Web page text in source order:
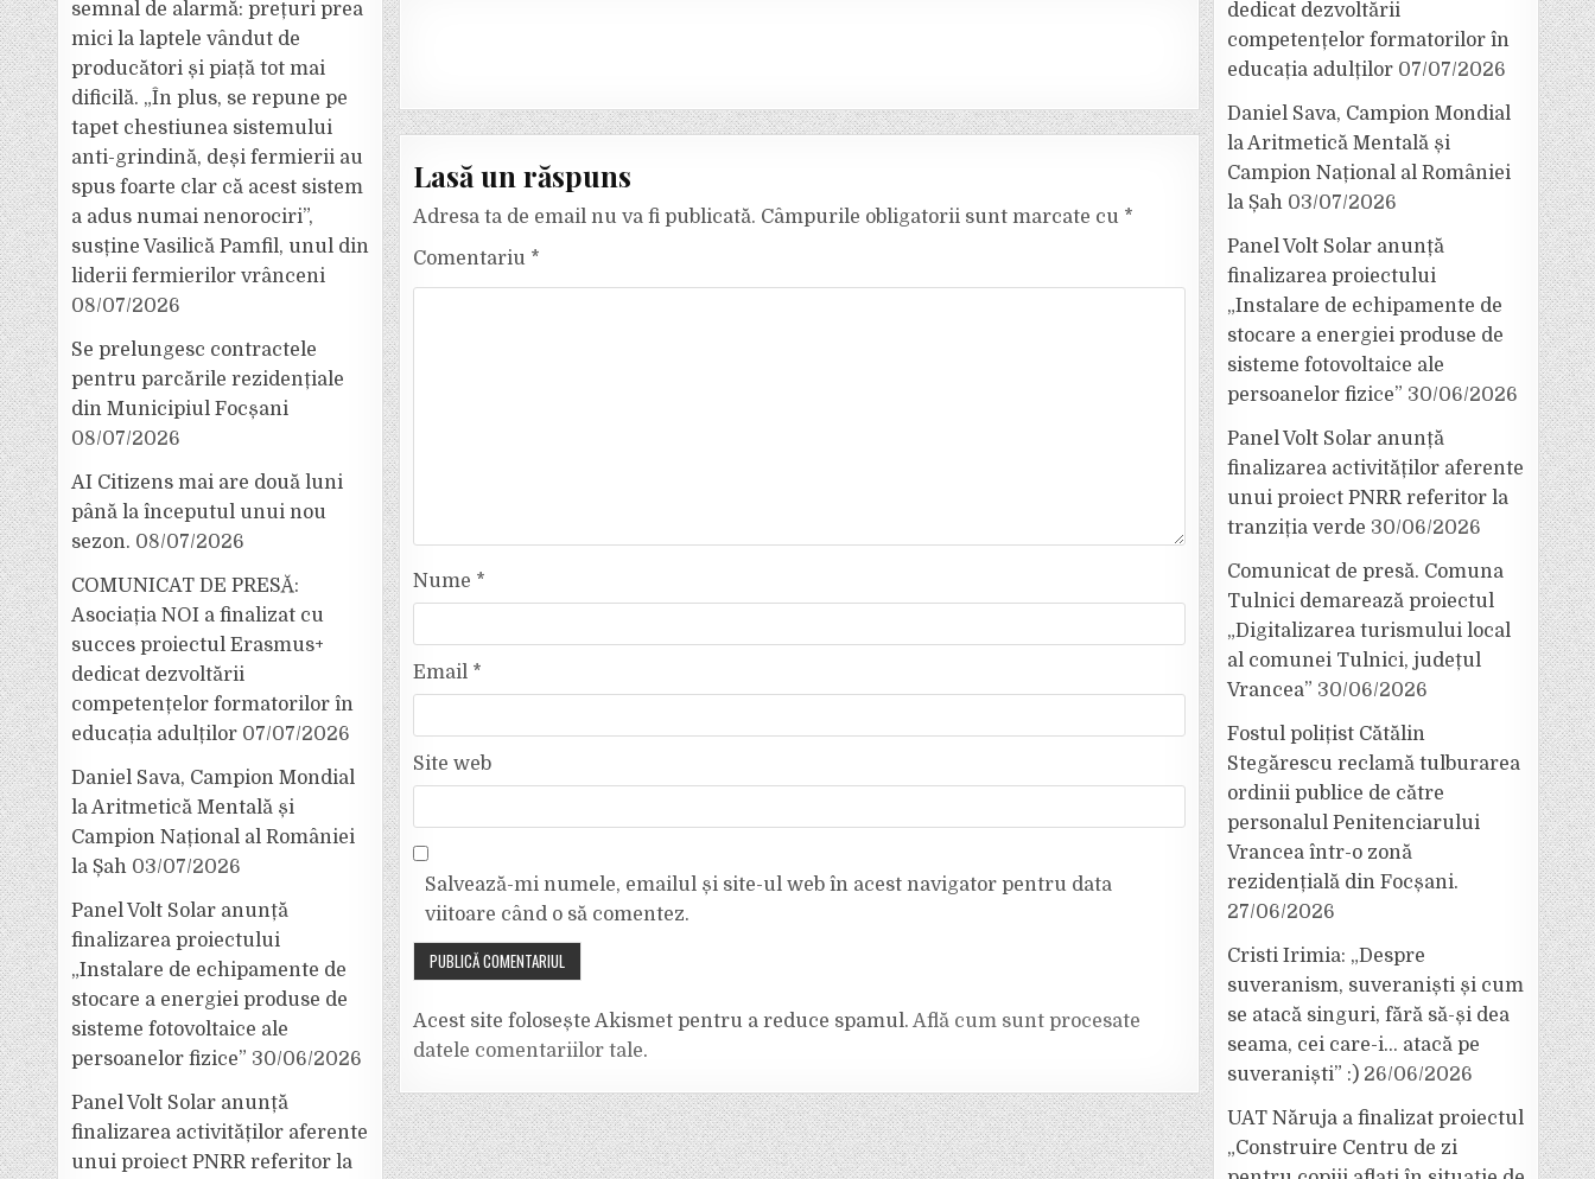
Lasă un răspuns
Adresa ta de email nu va fi publicată. Câmpurile obligatorii sunt marcate cu *
Comentariu *
Nume *
Email *
Site web
Salvează-mi numele, emailul și site-ul web în acest navigator pentru data
viitoare când o să comentez.
Acest site folosește Akismet pentru a reduce spamul. Află cum sunt procesate
datele comentariilor tale.
semnal de alarmă: prețuri prea
mici la laptele vândut de
producători și piață tot mai
dificilă. „În plus, se repune pe
tapet chestiunea sistemului
anti-grindină, deși fermierii au
spus foarte clar că acest sistem
a adus numai nenorociri”,
susține Vasilică Pamfil, unul din
liderii fermierilor vrânceni
08/07/2026
Se prelungesc contractele
pentru parcările rezidențiale
din Municipiul Focșani
08/07/2026
AI Citizens mai are două luni
până la începutul unui nou
sezon. 08/07/2026
COMUNICAT DE PRESĂ:
Asociația NOI a finalizat cu
succes proiectul Erasmus+
dedicat dezvoltării
competențelor formatorilor în
educația adulților 07/07/2026
Daniel Sava, Campion Mondial
la Aritmetică Mentală și
Campion Național al României
la Șah 03/07/2026
Panel Volt Solar anunță
finalizarea proiectului
„Instalare de echipamente de
stocare a energiei produse de
sisteme fotovoltaice ale
persoanelor fizice” 30/06/2026
Panel Volt Solar anunță
finalizarea activităților aferente
unui proiect PNRR referitor la
dedicat dezvoltării
competențelor formatorilor în
educația adulților 07/07/2026
Daniel Sava, Campion Mondial
la Aritmetică Mentală și
Campion Național al României
la Șah 03/07/2026
Panel Volt Solar anunță
finalizarea proiectului
„Instalare de echipamente de
stocare a energiei produse de
sisteme fotovoltaice ale
persoanelor fizice” 30/06/2026
Panel Volt Solar anunță
finalizarea activităților aferente
unui proiect PNRR referitor la
tranziția verde 30/06/2026
Comunicat de presă. Comuna
Tulnici demarează proiectul
„Digitalizarea turismului local
al comunei Tulnici, județul
Vrancea” 30/06/2026
Fostul polițist Cătălin
Stegărescu reclamă tulburarea
ordinii publice de către
personalul Penitenciarului
Vrancea într-o zonă
rezidențială din Focșani.
27/06/2026
Cristi Irimia: „Despre
suveranism, suveraniști și cum
se atacă singuri, fără să-și dea
seama, cei care-i… atacă pe
suveraniști” :) 26/06/2026
UAT Năruja a finalizat proiectul
„Construire Centru de zi